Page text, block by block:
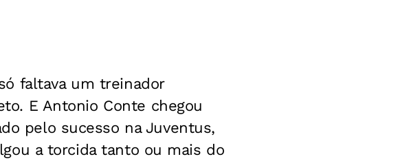
faltava um treinador
E Antonio Conte chegou
pelo sucesso na Juventus,
a torcida tanto ou mais do